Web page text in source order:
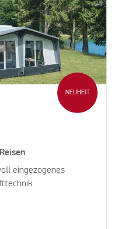
NEUHEIT
eingezogenes